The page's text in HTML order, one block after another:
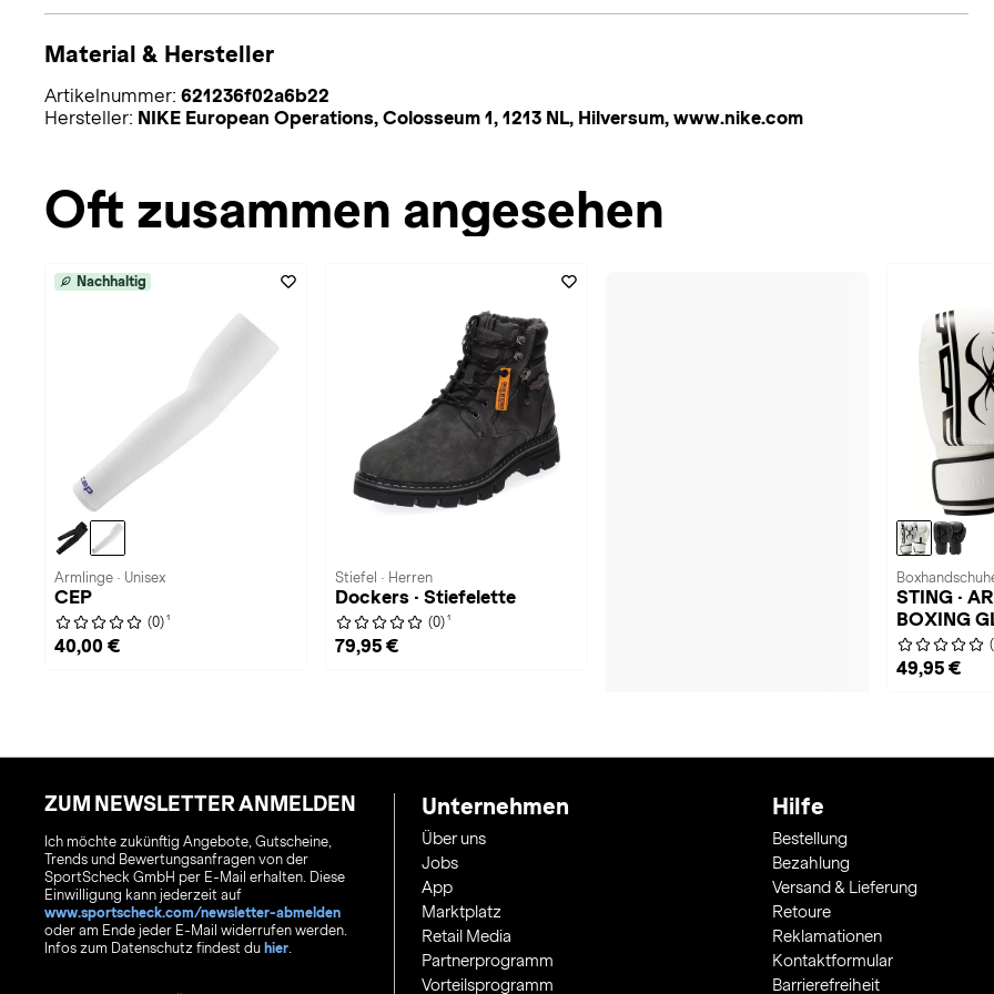
Material & Hersteller
Artikelnummer: 621236f02a6b22
Hersteller: NIKE European Operations, Colosseum 1, 1213 NL, Hilversum, www.nike.com
Oft zusammen angesehen
Nachhaltig
Armlinge · Unisex
CEP
(0) 1
40,00 €
Stiefel · Herren
Dockers · Stiefelette
(0) 1
79,95 €
STING ·
BOXING
49,95 €
ZUM NEWSLETTER ANMELDEN
Ich möchte zukünftig Angebote, Gutscheine,
Trends und Bewertungsanfragen von der
SportScheck GmbH per E-Mail erhalten. Diese
Einwilligung kann jederzeit auf
www.sportscheck.com/newsletter-abmelden
oder am Ende jeder E-Mail widerrufen werden.
Infos zum Datenschutz findest du hier.
Unternehmen
Über uns
Jobs
App
Marktplatz
Retail Media
Partnerprogramm
Vorteilsprogramm
Hilfe
Bestellung
Bezahlung
Versand & Lieferung
Retoure
Reklamationen
Kontaktformular
Barrierefreiheit